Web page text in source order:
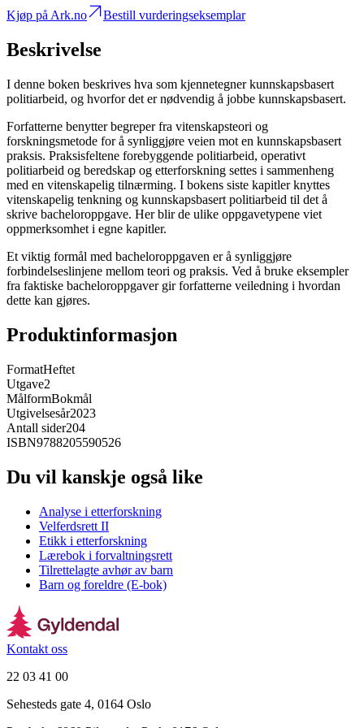
Kjøp på Ark.no Bestill vurderingseksemplar
Beskrivelse
I denne boken beskrives hva som kjennetegner kunnskapsbasert
politiarbeid, og hvorfor det er nødvendig å jobbe kunnskapsbasert.
Forfatterne benytter begreper fra vitenskapsteori og
forskningsmetode for å synliggjøre veien mot en kunnskapsbasert
praksis. Praksisfeltene forebyggende politiarbeid, operativt
politiarbeid og beredskap og etterforskning settes i sammenheng
med en vitenskapelig tilnærming. I bokens siste kapitler knyttes
vitenskapelig tenkning og kunnskapsbasert politiarbeid til det å
skrive bacheloroppgave. Her blir de ulike oppgavetypene viet
oppmerksomhet i egne kapitler.
Et viktig formål med bacheloroppgaven er å synliggjøre
forbindelseslinjene mellom teori og praksis. Ved å bruke eksempler
fra faktiske bacheloroppgaver gir forfatterne veiledning i hvordan
dette kan gjøres.
Produktinformasjon
FormatHeftet
Utgave2
MålformBokmål
Utgivelsesår2023
Antall sider204
ISBN9788205590526
Du vil kanskje også like
Analyse i etterforskning
Velferdsrett II
Etikk i etterforskning
Lærebok i forvaltningsrett
Tilrettelagte avhør av barn
Barn og foreldre (E-bok)
Kontakt oss
22 03 41 00
Sehesteds gate 4, 0164 Oslo